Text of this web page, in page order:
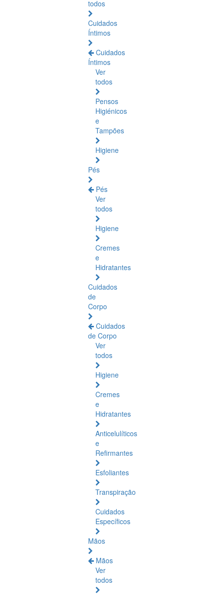
todos
Cuidados
Íntimos
Cuidados
Íntimos
Ver
todos
Pensos
Higiénicos
e
Tampões
Higiene
Pés
Pés
Ver
todos
Higiene
Cremes
e
Hidratantes
Cuidados
de
Corpo
Cuidados
de Corpo
Ver
todos
Higiene
Cremes
e
Hidratantes
Anticelulíticos
e
Refirmantes
Esfoliantes
Transpiração
Cuidados
Específicos
Mãos
Mãos
Ver
todos